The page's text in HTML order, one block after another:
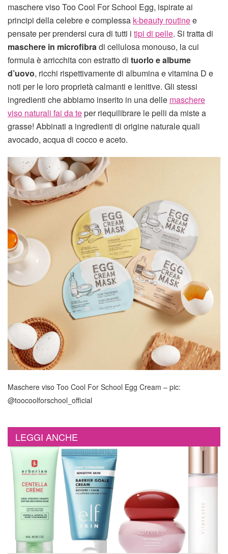
maschere viso Too Cool For School Egg, ispirate ai
principi della celebre e complessa k-beauty routinee
pensate per prendersi cura di tutti i tipi di pelle. Si tratta di
maschere in microfibradi cellulosa monouso, la cui
formula è arricchita con estratto di tuorlo e albume
d’uovo, ricchi rispettivamente di albumina e vitamina D e
noti per le loro proprietà calmanti e lenitive. Gli stessi
ingredienti che abbiamo inserito in una delle maschere
viso naturali fai da teper riequilibrare le pelli da miste a
grasse! Abbinati a ingredienti di origine naturale quali
avocado, acqua di cocco e aceto.
Maschere viso Too Cool For School Egg Cream – pic:
@toocoolforschool_official
LEGGI ANCHE